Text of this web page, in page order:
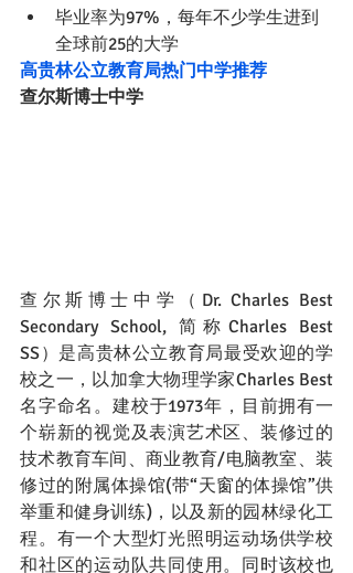
毕业率为97%，每年不少学生进到
全球前25的大学
高贵林公立教育局热门中学推荐
查尔斯博士中学
查尔斯博士中学（Dr. Charles Best
Secondary School, 简称Charles Best
SS）是高贵林公立教育局最受欢迎的学
校之一，以加拿大物理学家Charles Best
名字命名。建校于1973年，目前拥有一
个崭新的视觉及表演艺术区、装修过的
技术教育车间、商业教育/电脑教室、装
修过的附属体操馆(带“天窗的体操馆”供
举重和健身训练)，以及新的园林绿化工
程。有一个大型灯光照明运动场供学校
和社区的运动队共同使用。同时该校也